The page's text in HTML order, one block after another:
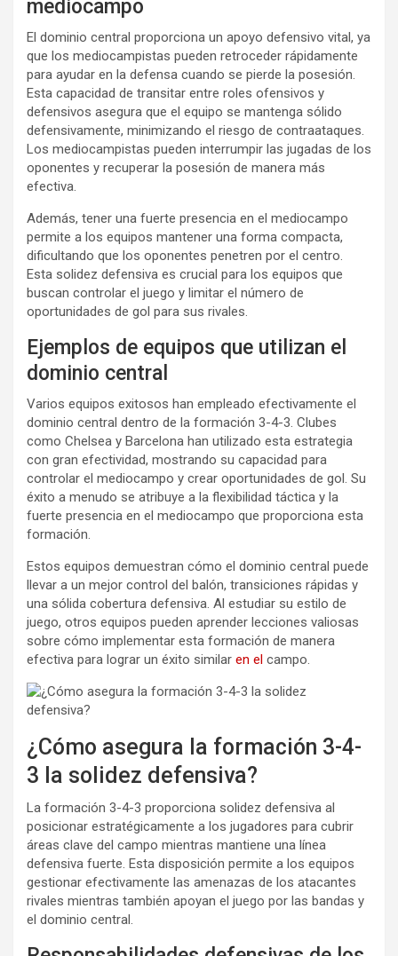
mediocampo
El dominio central proporciona un apoyo defensivo vital, ya
que los mediocampistas pueden retroceder rápidamente
para ayudar en la defensa cuando se pierde la posesión.
Esta capacidad de transitar entre roles ofensivos y
defensivos asegura que el equipo se mantenga sólido
defensivamente, minimizando el riesgo de contraataques.
Los mediocampistas pueden interrumpir las jugadas de los
oponentes y recuperar la posesión de manera más
efectiva.
Además, tener una fuerte presencia en el mediocampo
permite a los equipos mantener una forma compacta,
dificultando que los oponentes penetren por el centro.
Esta solidez defensiva es crucial para los equipos que
buscan controlar el juego y limitar el número de
oportunidades de gol para sus rivales.
Ejemplos de equipos que utilizan el
dominio central
Varios equipos exitosos han empleado efectivamente el
dominio central dentro de la formación 3-4-3. Clubes
como Chelsea y Barcelona han utilizado esta estrategia
con gran efectividad, mostrando su capacidad para
controlar el mediocampo y crear oportunidades de gol. Su
éxito a menudo se atribuye a la flexibilidad táctica y la
fuerte presencia en el mediocampo que proporciona esta
formación.
Estos equipos demuestran cómo el dominio central puede
llevar a un mejor control del balón, transiciones rápidas y
una sólida cobertura defensiva. Al estudiar su estilo de
juego, otros equipos pueden aprender lecciones valiosas
sobre cómo implementar esta formación de manera
efectiva para lograr un éxito similar en el campo.
¿Cómo asegura la formación 3-4-
3 la solidez defensiva?
La formación 3-4-3 proporciona solidez defensiva al
posicionar estratégicamente a los jugadores para cubrir
áreas clave del campo mientras mantiene una línea
defensiva fuerte. Esta disposición permite a los equipos
gestionar efectivamente las amenazas de los atacantes
rivales mientras también apoyan el juego por las bandas y
el dominio central.